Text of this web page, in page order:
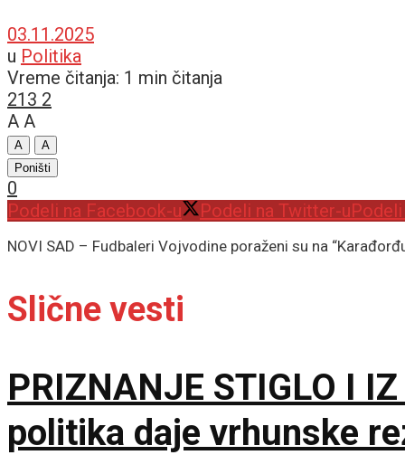
03.11.2025
u Politika
Vreme čitanja: 1 min čitanja
213 2
A A
A
A
Poništi
0
Podeli na Facebook-u
Podeli na Twitter-u
NOVI SAD – Fudbaleri Vojvodine poraženi su na
Slične vesti
PRIZNANJE STIGLO I
politika daje vrhunske